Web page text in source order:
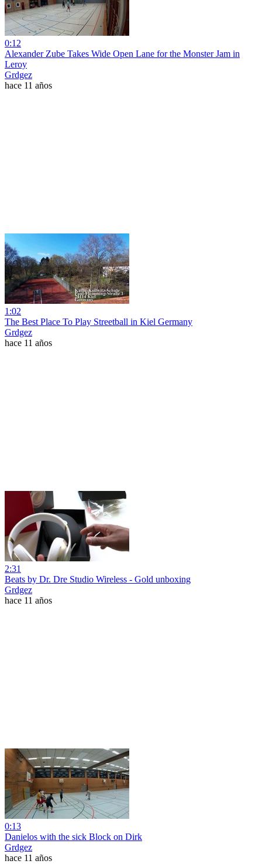
0:12
Alexander Zube Takes Wide Open Lane for the Monster Jam in
Leroy
Grdgez
hace 11 años
1:02
The Best Place To Play Streetball in Kiel Germany
Grdgez
hace 11 años
2:31
Beats by Dr. Dre Studio Wireless - Gold unboxing
Grdgez
hace 11 años
0:13
Danielos with the sick Block on Dirk
Grdgez
hace 11 años